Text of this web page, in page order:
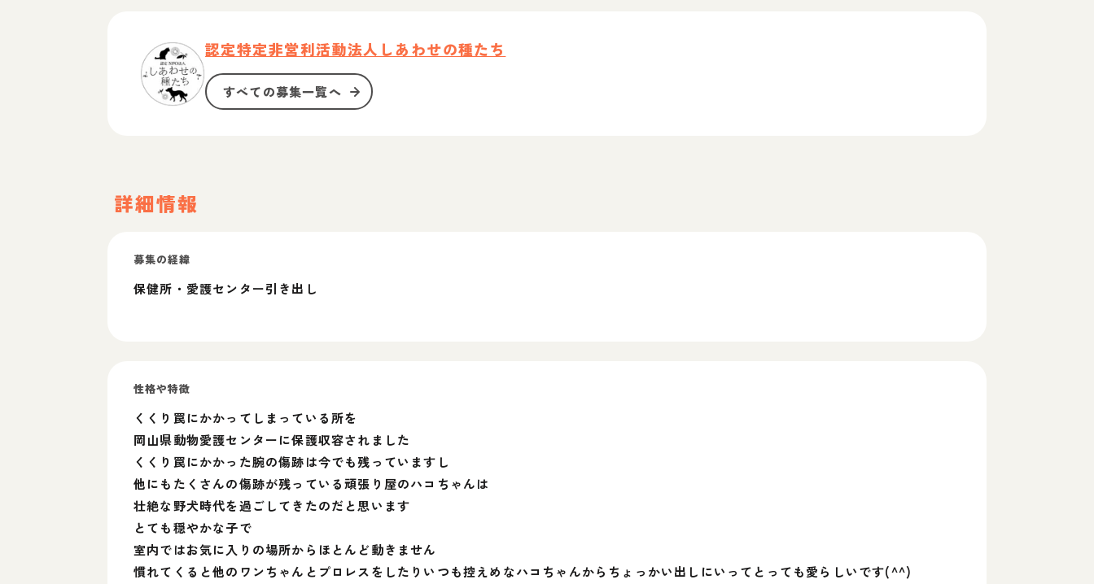
認定特定非営利活動法人しあわせの種たち
すべての募集一覧へ
詳細情報
募集の経緯
保健所・愛護センター引き出し
性格や特徴
くくり罠にかかってしまっている所を
岡山県動物愛護センターに保護収容されました
くくり罠にかかった腕の傷跡は今でも残っていますし
他にもたくさんの傷跡が残っている頑張り屋のハコちゃんは
壮絶な野犬時代を過ごしてきたのだと思います
とても穏やかな子で
室内ではお気に入りの場所からほとんど動きません
慣れてくると他のワンちゃんとプロレスをしたりいつも控えめなハコちゃんからちょっかい出しにいってとっても愛らしいです(^^)